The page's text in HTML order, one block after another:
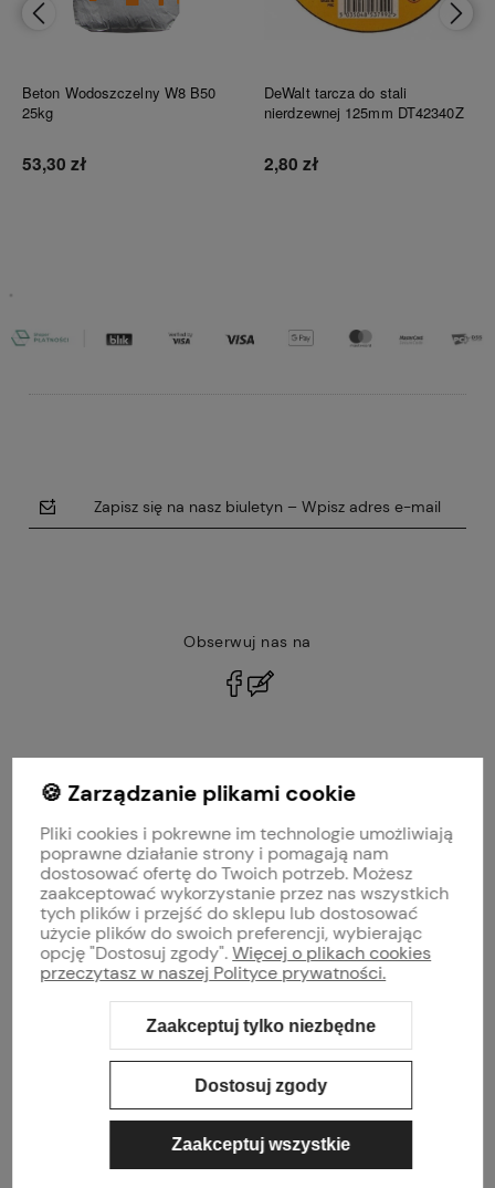
Beton Wodoszczelny W8 B50
25kg
53,30 zł
DeWalt tarcza do stali
nierdzewnej 125mm DT42340Z
2,80 zł
Zapisz się na nasz biuletyn – Wpisz adres e-mail
Obserwuj nas na
MOJE KONTO
PŁATNOŚCI I DOSTAWA
INFORMACJE
O NAS
Sklep internetowy Shoper Premium Szablon Shoper Modern 3.0™
GrowCommerce
🍪 Zarządzanie plikami cookie
Pliki cookies i pokrewne im technologie umożliwiają
poprawne działanie strony i pomagają nam
dostosować ofertę do Twoich potrzeb. Możesz
zaakceptować wykorzystanie przez nas wszystkich
tych plików i przejść do sklepu lub dostosować
użycie plików do swoich preferencji, wybierając
opcję "Dostosuj zgody".Więcej o plikach cookies
przeczytasz w naszej Polityce prywatności.
Zaakceptuj tylko niezbędne
Dostosuj zgody
Zaakceptuj wszystkie